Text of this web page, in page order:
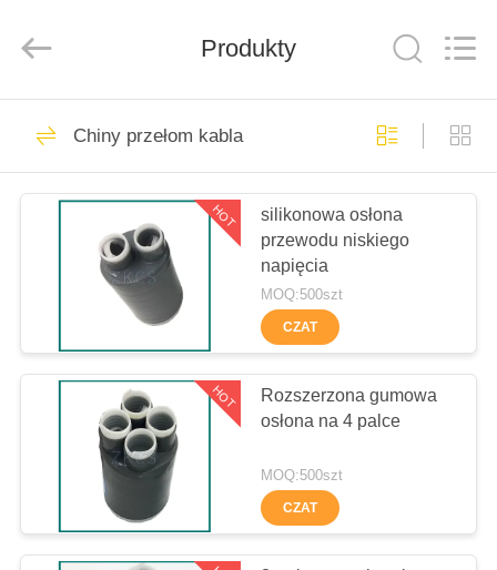
DOM
PRODUKTY
NAS
ZWIEDZANIE
FABRYKI
KONTROLA
CO.,
Reserved.
Rurka
termokurczliwa na
zimno
148
Rura termokurczliwa
EPDM
121
Produkty
Chiny przełom kabla
HOT
silikonowa osłona
przewodu niskiego
napięcia
MOQ:500szt
CZAT
HOT
Rozszerzona gumowa
osłona na 4 palce
MOQ:500szt
CZAT